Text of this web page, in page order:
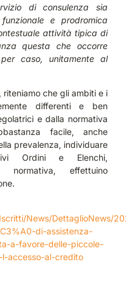
di consulenza sia
e prodromica
attività tipica di
questa che occorre
caso, unitamente al
che gli ambiti e i
differenti e ben
e dalla normativa
facile, anche
prevalenza, individuare
Ordini e Elenchi,
normativa, effettuino
News/DettaglioNews/
di-assistenza-
a-favore-delle-piccole-
accesso-al-credito